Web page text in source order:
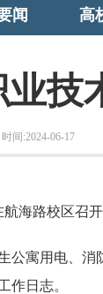
闻 高
技
时间:2024-06-17
路校区召开
寓用电、消
作日志。